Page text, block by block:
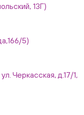
13Г)
5)
Черкасская, д.17/1,